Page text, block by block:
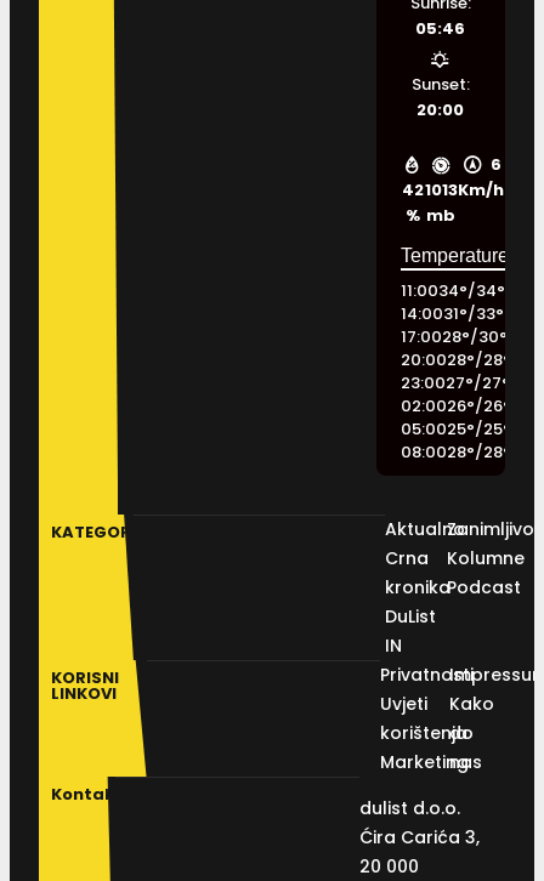
42
%
1013
mb
6
Km/h
05:46
Sunset:
20:00
11:0034°/34°
14:0031°/33°
17:0028°/30°
20:0028°/28°
23:0027°/27°
02:0026°/26°
05:0025°/25°
08:0028°/28°
KATEGORIJE
Aktualno
Crna
kronika
DuList
IN
Kolumne
Podcast
KORISNI
LINKOVI
Privatnosti
Uvjeti
korištenja
Marketing
Kako
do
nas
Kontakt
dulist d.o.o.
Ćira Carića 3,
20 000